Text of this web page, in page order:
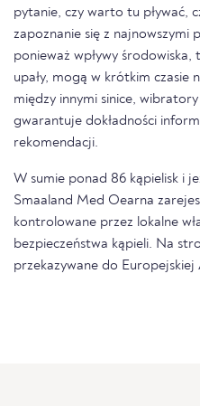
pytanie, czy warto tu pływać,
zapoznanie się z najnowszymi
ponieważ wpływy środowiska,
upały, mogą w krótkim czasie
między innymi sinice,
gwarantuje dokładności
rekomendacji.
W sumie ponad 86 kąpielisk i
Smaaland Med Oearna
kontrolowane przez lokalne
bezpieczeństwa kąpieli. Na
przekazywane do Europejskiej